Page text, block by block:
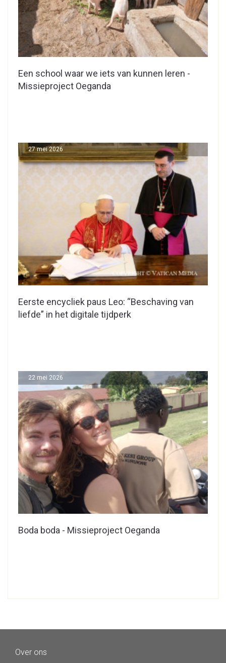
Een school waar we iets van kunnen leren -
Missieproject Oeganda
Eerste encycliek paus Leo: “Beschaving van
liefde” in het digitale tijdperk
27 mei 2026
Boda boda - Missieproject Oeganda
22 mei 2026
Over ons